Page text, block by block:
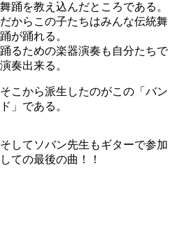
舞踊を教え込んだところである。
だからこの子たちはみんな伝統舞
踊が踊れる。
踊るための楽器演奏も自分たちで
演奏出来る。
そこから派生したのがこの「バン
ド」である。
そしてソバン先生もギターで参加
しての最後の曲！！